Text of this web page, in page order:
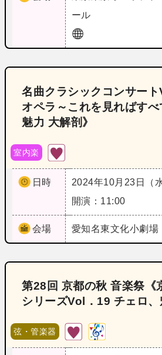
ール
名曲クラシックコンサー
オペラ～これを見ればす
魅力 大解剖》
室内楽
日時
2024年10月23日（水
開演：11:00
会場 愛知名東文化小劇場
第28回 京都の秋 音楽祭《
シリーズVol．19 チェロ、
弦・管楽器